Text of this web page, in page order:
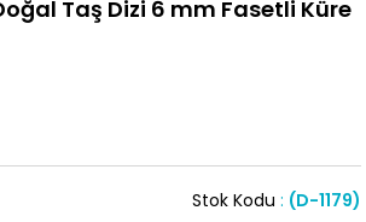
Taş Dizi 6 mm Fasetli Küre
(D-1179)
Stok Kodu